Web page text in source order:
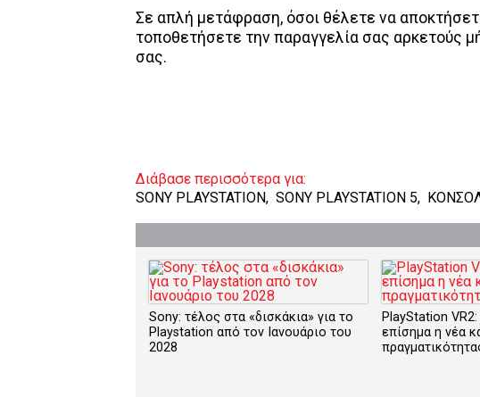
Σε απλή μετάφραση, όσοι θέλετε να
τοποθετήσετε την παραγγελία σας αρκετούς
σας.
Διάβασε περισσότερα για:
SONY PLAYSTATION, SONY PLAYSTATION 5,
Sony: τέλος στα «δισκάκια» για το
Playstation από τον Ιανουάριο του
2028
PlayStation VR2:
επίσημα η νέα